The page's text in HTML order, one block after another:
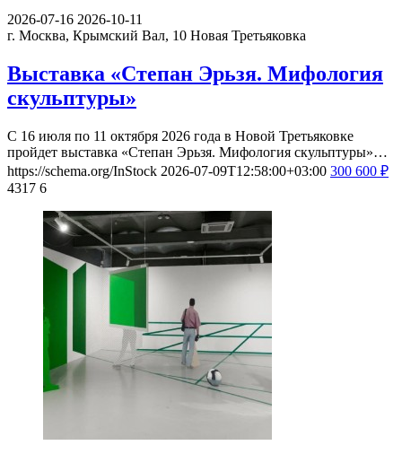
2026-07-16 2026-10-11
г. Москва, Крымский Вал, 10 Новая Третьяковка
Выставка «Степан Эрьзя. Мифология
скульптуры»
С 16 июля по 11 октября 2026 года в Новой Третьяковке
пройдет выставка «Степан Эрьзя. Мифология скульптуры»…
https://schema.org/InStock 2026-07-09T12:58:00+03:00 300 600 ₽
4317 6